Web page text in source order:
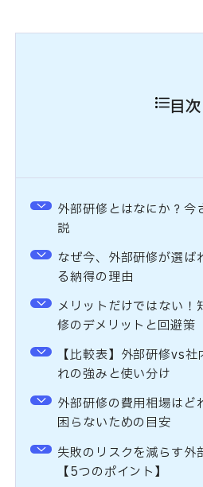
目次
外部研修とはなにか？今
説
なぜ今、外部研修が選ば
る納得の理由
メリットだけではない！
修のデメリットと回避策
【比較表】外部研修vs
れの強みと使い分け
外部研修の費用相場はど
困らないための目安
失敗のリスクを減らす外
【5つのポイント】